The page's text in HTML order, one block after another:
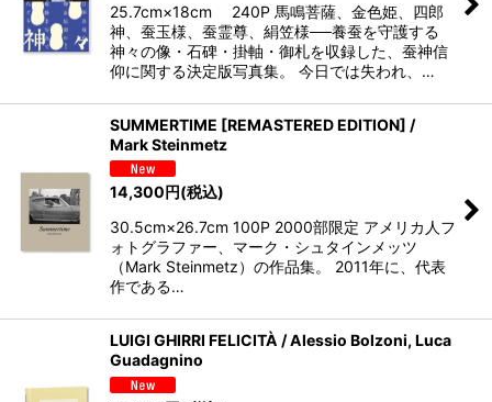
25.7cm×18cm 240P 馬鳴菩薩、金色姫、四郎
神、蚕玉様、蚕霊尊、絹笠様──養蚕を守護する
神々の像・石碑・掛軸・御札を収録した、蚕神信
仰に関する決定版写真集。 今日では失われ、…
SUMMERTIME [REMASTERED EDITION] /
Mark Steinmetz
14,300円(税込)
30.5cm×26.7cm 100P 2000部限定 アメリカ人フ
ォトグラファー、マーク・シュタインメッツ
（Mark Steinmetz）の作品集。 2011年に、代表
作である…
LUIGI GHIRRI FELICITÀ / Alessio Bolzoni, Luca
Guadagnino